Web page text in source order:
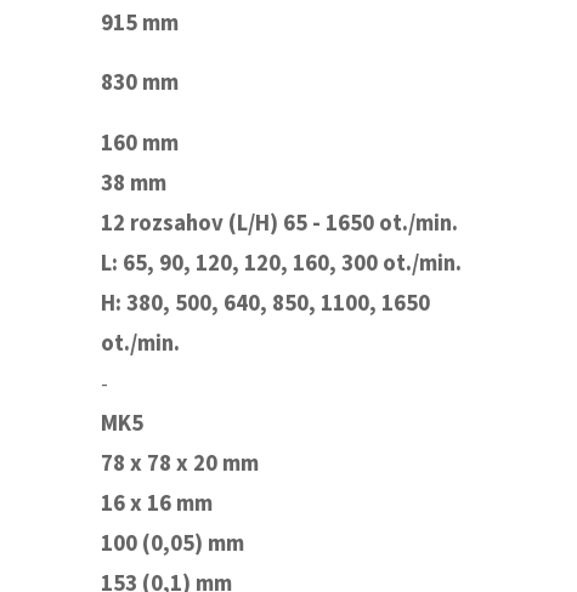
915 mm
830 mm
160 mm
38 mm
12 rozsahov (L/H) 65 - 1650 ot./min.
L: 65, 90, 120, 120, 160, 300 ot./min.
H: 380, 500, 640, 850, 1100, 1650
ot./min.
-
MK5
78 x 78 x 20 mm
16 x 16 mm
100 (0,05) mm
153 (0,1) mm